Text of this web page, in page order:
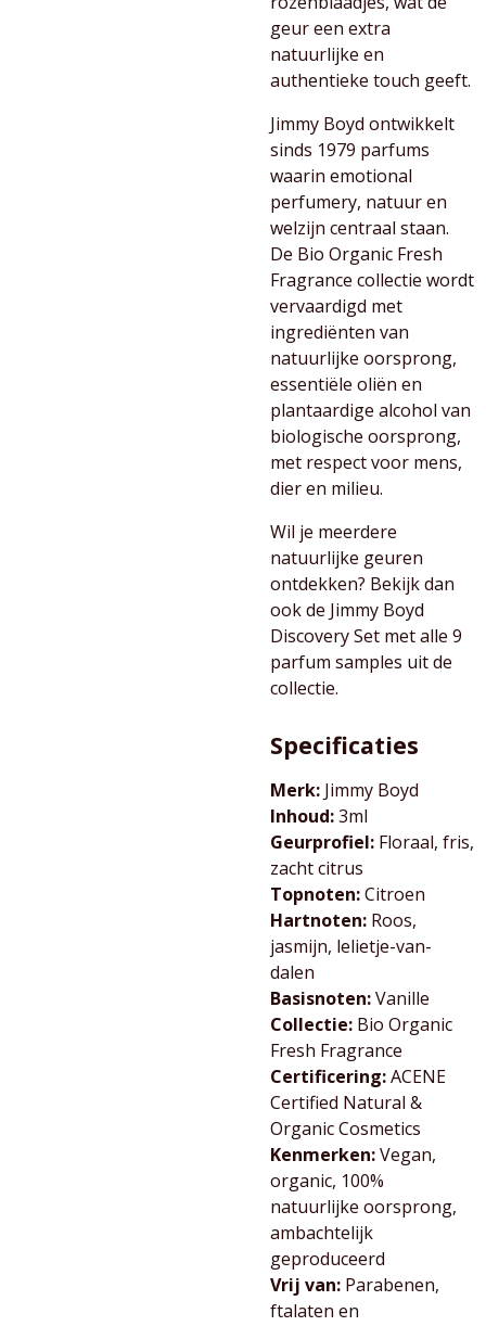
geur een extra
natuurlijke en
authentieke touch geeft.
Jimmy Boyd ontwikkelt
sinds 1979 parfums
waarin emotional
perfumery, natuur en
welzijn centraal staan.
De Bio Organic Fresh
Fragrance collectie wordt
vervaardigd met
ingrediënten van
natuurlijke oorsprong,
essentiële oliën en
plantaardige alcohol van
biologische oorsprong,
met respect voor mens,
dier en milieu.
Wil je meerdere
natuurlijke geuren
ontdekken? Bekijk dan
ook de Jimmy Boyd
Discovery Set met alle 9
parfum samples uit de
collectie.
Specificaties
Merk: Jimmy Boyd
Inhoud:3ml
Geurprofiel: Floraal, fris,
zacht citrus
Topnoten:Citroen
Hartnoten: Roos,
jasmijn, lelietje-van-
dalen
Basisnoten:Vanille
Collectie: Bio Organic
Fresh Fragrance
Certificering:ACENE
Certified Natural &
Organic Cosmetics
Kenmerken:Vegan,
organic, 100%
natuurlijke oorsprong,
ambachtelijk
geproduceerd
Vrij van: Parabenen,
ftalaten en